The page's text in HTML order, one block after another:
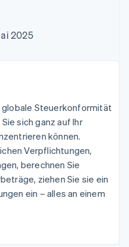
und
und
Agenten
2025
Steuerkonformität
sich ganz auf Ihr
können.
Verpflichtungen,
berechnen Sie
ziehen Sie sie ein
ein – alles an einem